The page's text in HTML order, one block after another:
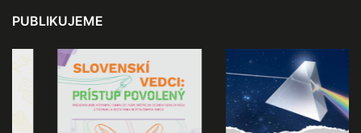
PUBLIKUJEME